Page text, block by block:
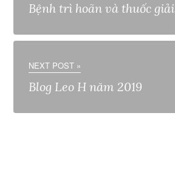
Bệnh trì hoãn và thuốc giải
NEXT POST »
Blog Leo H năm 2019